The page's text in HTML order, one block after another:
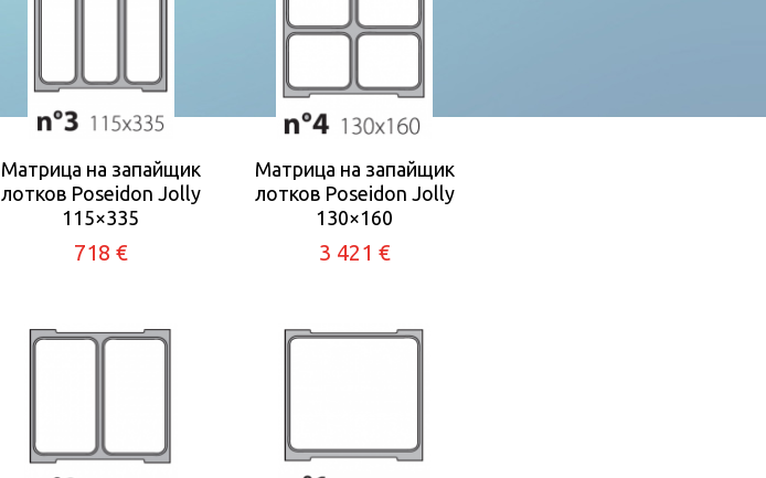
Матрица на запайщик
лотков Poseidon Jolly
115×335
718 €
Матрица на запайщик
лотков Poseidon Jolly
130×160
3 421 €